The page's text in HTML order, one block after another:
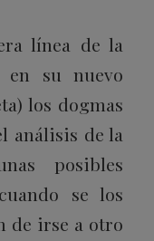
línea de la
en su nuevo
los dogmas
análisis de la
posibles
se los
de irse a otro